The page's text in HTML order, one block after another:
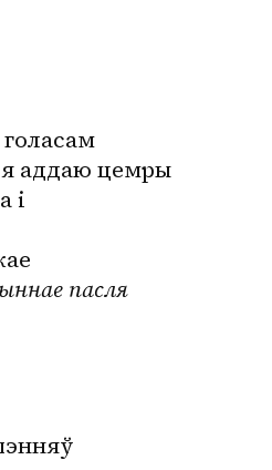
голасам
аддаю цемры
і
пасля